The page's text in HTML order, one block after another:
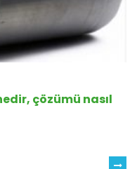
çözümü nasıl